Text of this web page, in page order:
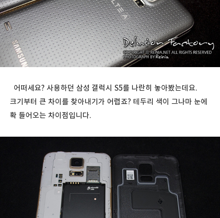
어떠세요? 사용하던 삼성 갤럭시 S5를 나란히 놓아봤는데요.
크기부터 큰 차이를 찾아내기가 어렵죠? 테두리 색이 그나마 눈에
확 들어오는 차이점입니다.